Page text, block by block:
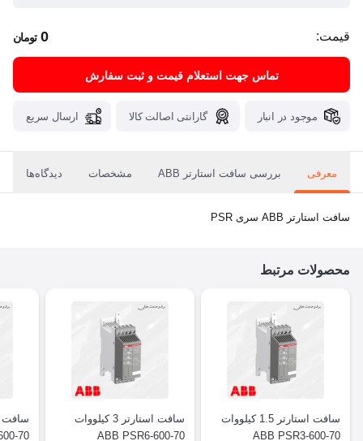
قیمت: 0 تومان
تماس جهت استعلام قیمت و ثبت سفارش
موجود در انبار گارانتی اصالت کالا ارسال سریع
معرفی بررسی سافت استارتر ABB مشخصات دیدگاه‌ها
سافت استارتر ABB سری PSR
محصولات مرتبط
سافت استارتر 1.5 کیلووات
ABB PSR3-600-70
سافت استارتر 3 کیلووات
ABB PSR6-600-70
70